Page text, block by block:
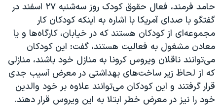
قانون شفافیت دارائی کادر رهبری ایران
اعتراضات مردمی آبان ۹۸
اسرائیل در جنگ
نرگس محمدی برنده جایزه نوبل صلح
همایش محافظه‌کاران آمریکا «سی‌پک»
صفحه‌های ویژه
حامد فرمند، فعال حقوق کودک روز سه‌شنبه ۲۷ اسفند در
گفتگو با صدای آمریکا با اشاره به اینکه کودکان کار
مجموعه‌ای از کودکان هستند که در خیابان،‌ کارگاه‌ها و یا
معادن مشغول به فعالیت هستند، گفت:‌ این کودکان
می‌توانند ناقلان ویروس کرونا به منازل خود باشند،‌ منازلی
که از لحاظ زیر ساخت‌های بهداشتی در معرض آسیب جدی
قرار گرفتند و این کودکان می‌توانند علاوه بر خود والدین
خود را نیز در معرض خطر ابتلا به این ویروس قرار دهند.